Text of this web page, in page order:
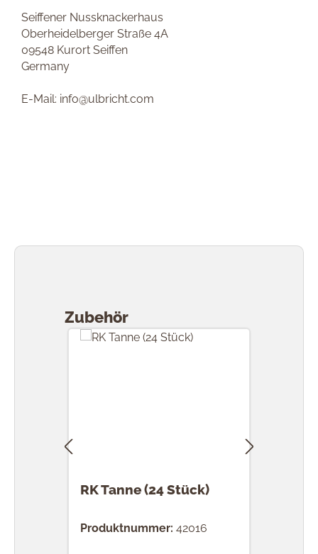
Seiffener Nussknackerhaus
Oberheidelberger Straße 4A
09548 Kurort Seiffen
Germany
E-Mail: info@ulbricht.com
Zubehör
RK Tanne (24 Stück)
Produktnummer: 42016